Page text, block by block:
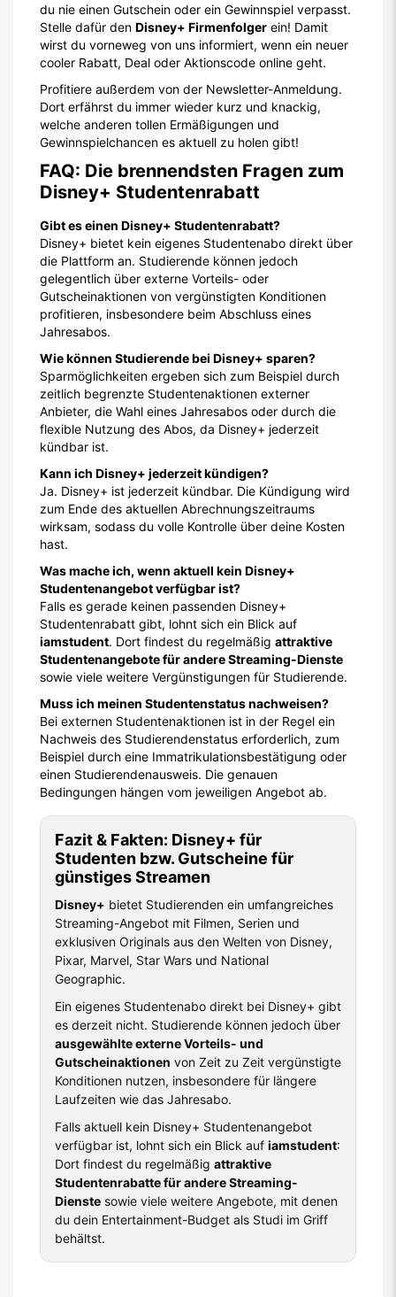
du nie einen Gutschein oder ein Gewinnspiel verpasst.
Stelle dafür den Disney+ Firmenfolger ein! Damit
wirst du vorneweg von uns informiert, wenn ein neuer
cooler Rabatt, Deal oder Aktionscode online geht.
Profitiere außerdem von der Newsletter-Anmeldung.
Dort erfährst du immer wieder kurz und knackig,
welche anderen tollen Ermäßigungen und
Gewinnspielchancen es aktuell zu holen gibt!
FAQ: Die brennendsten Fragen zum
Disney+ Studentenrabatt
Gibt es einen Disney+ Studentenrabatt?
Disney+ bietet kein eigenes Studentenabo direkt über
die Plattform an. Studierende können jedoch
gelegentlich über externe Vorteils- oder
Gutscheinaktionen von vergünstigten Konditionen
profitieren, insbesondere beim Abschluss eines
Jahresabos.
Wie können Studierende bei Disney+ sparen?
Sparmöglichkeiten ergeben sich zum Beispiel durch
zeitlich begrenzte Studentenaktionen externer
Anbieter, die Wahl eines Jahresabos oder durch die
flexible Nutzung des Abos, da Disney+ jederzeit
kündbar ist.
Kann ich Disney+ jederzeit kündigen?
Ja. Disney+ ist jederzeit kündbar. Die Kündigung wird
zum Ende des aktuellen Abrechnungszeitraums
wirksam, sodass du volle Kontrolle über deine Kosten
hast.
Was mache ich, wenn aktuell kein Disney+
Studentenangebot verfügbar ist?
Falls es gerade keinen passenden Disney+
Studentenrabatt gibt, lohnt sich ein Blick auf
iamstudent. Dort findest du regelmäßig attraktive
Studentenangebote für andere Streaming-Dienste
sowie viele weitere Vergünstigungen für Studierende.
Muss ich meinen Studentenstatus nachweisen?
Bei externen Studentenaktionen ist in der Regel ein
Nachweis des Studierendenstatus erforderlich, zum
Beispiel durch eine Immatrikulationsbestätigung oder
einen Studierendenausweis. Die genauen
Bedingungen hängen vom jeweiligen Angebot ab.
Fazit & Fakten: Disney+ für
Studenten bzw. Gutscheine für
günstiges Streamen
Disney+ bietet Studierenden ein umfangreiches
Streaming-Angebot mit Filmen, Serien und
exklusiven Originals aus den Welten von Disney,
Pixar, Marvel, Star Wars und National
Geographic.
Ein eigenes Studentenabo direkt bei Disney+ gibt
es derzeit nicht. Studierende können jedoch über
ausgewählte externe Vorteils- und
Gutscheinaktionen von Zeit zu Zeit vergünstigte
Konditionen nutzen, insbesondere für längere
Laufzeiten wie das Jahresabo.
Falls aktuell kein Disney+ Studentenangebot
verfügbar ist, lohnt sich ein Blick auf iamstudent:
Dort findest du regelmäßig attraktive
Studentenrabatte für andere Streaming-
Dienste sowie viele weitere Angebote, mit denen
du dein Entertainment-Budget als Studi im Griff
behältst.